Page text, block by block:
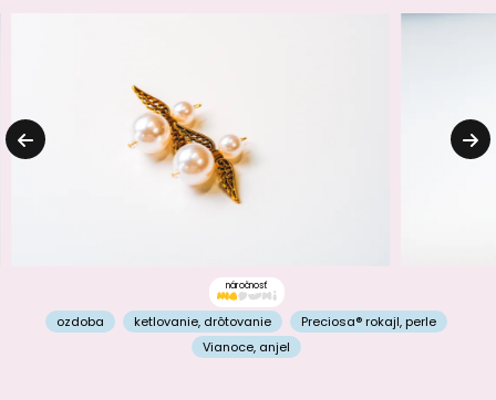
náročnosť
ozdoba ketlovanie, drôtovanie Preciosa® rokajl, perle
Vianoce, anjel